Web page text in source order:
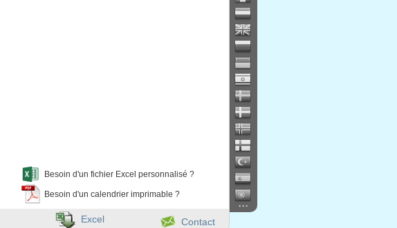
Besoin d'un fichier Excel personnalisé ?
Besoin d'un calendrier imprimable ?
...
Contact
Excel